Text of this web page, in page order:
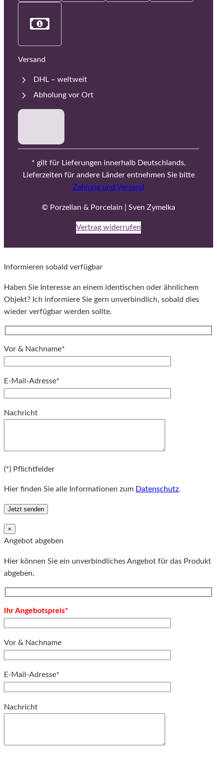
Versand
DHL – weltweit
Abholung vor Ort
* gilt für Lieferungen innerhalb Deutschlands,
Lieferzeiten für andere Länder entnehmen Sie bitte
Zahlung und Versand
© Porzellan & Porcelain | Sven Zymelka
Vertrag widerrufen
Informieren sobald verfügbar
Haben Sie Interesse an einem identischen oder ähnlichem
Objekt? Ich informiere Sie gern unverbindlich, sobald dies
wieder verfügbar werden sollte.
Vor & Nachname*
E-Mail-Adresse*
Nachricht
(*) Pflichtfelder
Hier finden Sie alle Informationen zum Datenschutz.
×
Angebot abgeben
Hier können Sie ein unverbindliches Angebot für das Produkt
abgeben.
Ihr Angebotspreis*
Vor & Nachname
E-Mail-Adresse*
Nachricht